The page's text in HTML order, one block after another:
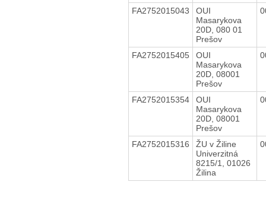
FA2752015043
OUI
Masarykova
20D, 080 01
Prešov
FA2752015405
OUI
Masarykova
20D, 08001
Prešov
FA2752015354
OUI
Masarykova
20D, 08001
Prešov
FA2752015316
ŽU v Žiline
Univerzitná
8215/1, 01026
Žilina